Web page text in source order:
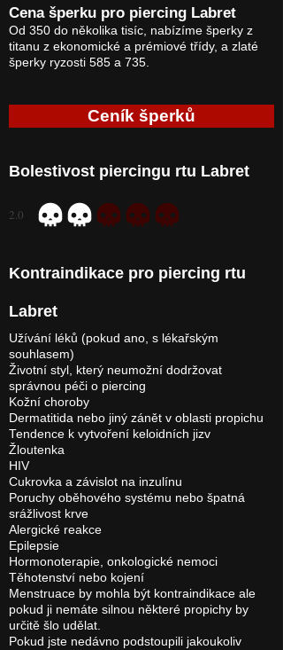
Cena šperku pro piercing Labret
Od 350 do několika tisíc, nabízíme šperky z
titanu z ekonomické a prémiové třídy, a zlaté
šperky ryzosti 585 a 735.
Ceník šperků
Bolestivost piercingu rtu Labret
2.0
durchschnittliches Rating ist 2 von 5
Kontraindikace pro piercing rtu
Labret
Užívání léků (pokud ano, s lékařským
souhlasem)
Životní styl, který neumožní dodržovat
správnou péči o piercing
Kožní choroby
Dermatitida nebo jiný zánět v oblasti propichu
Tendence k vytvoření keloidních jizv
Žloutenka
HIV
Cukrovka a závislot na inzulínu
Poruchy oběhového systému nebo špatná
srážlivost krve
Alergické reakce
Epilepsie
Hormonoterapie, onkologické nemoci
Těhotenství nebo kojení
Menstruace by mohla být kontraindikace ale
pokud ji nemáte silnou některé propichy by
určitě šlo udělat.
Pokud jste nedávno podstoupili jakoukoliv